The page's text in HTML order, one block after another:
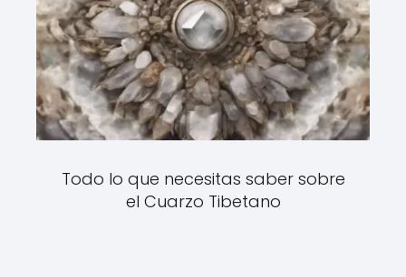
Todo lo que necesitas saber sobre
el Cuarzo Tibetano